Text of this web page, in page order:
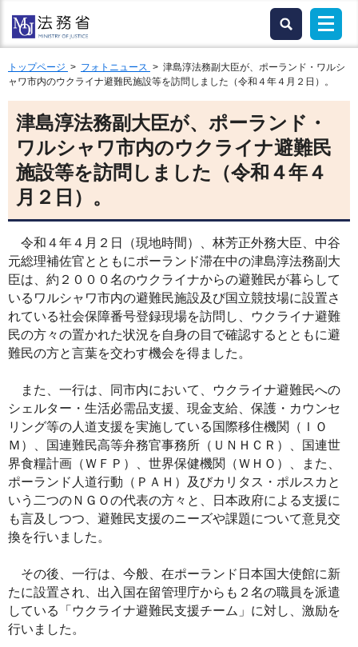
トップページ > フォトニュース > 津島淳法務副大臣が、ポーランド・ワルシ
ャワ市内のウクライナ避難民施設等を訪問しました（令和４年４月２日）。
津島淳法務副大臣が、ポーランド・
ワルシャワ市内のウクライナ避難民
施設等を訪問しました（令和４年４
月２日）。
令和４年４月２日（現地時間）、林芳正外務大臣、中谷
元総理補佐官とともにポーランド滞在中の津島淳法務副大
臣は、約２０００名のウクライナからの避難民が暮らして
いるワルシャワ市内の避難民施設及び国立競技場に設置さ
れている社会保障番号登録現場を訪問し、ウクライナ避難
民の方々の置かれた状況を自身の目で確認するとともに避
難民の方と言葉を交わす機会を得ました。
また、一行は、同市内において、ウクライナ避難民への
シェルター・生活必需品支援、現金支給、保護・カウンセ
リング等の人道支援を実施している国際移住機関（ＩＯ
Ｍ）、国連難民高等弁務官事務所（ＵＮＨＣＲ）、国連世
界食糧計画（ＷＦＰ）、世界保健機関（ＷＨＯ）、また、
ポーランド人道行動（ＰＡＨ）及びカリタス・ポルスカと
いう二つのＮＧＯの代表の方々と、日本政府による支援に
も言及しつつ、避難民支援のニーズや課題について意見交
換を行いました。
その後、一行は、今般、在ポーランド日本国大使館に新
たに設置され、出入国在留管理庁からも２名の職員を派遣
している「ウクライナ避難民支援チーム」に対し、激励を
行いました。